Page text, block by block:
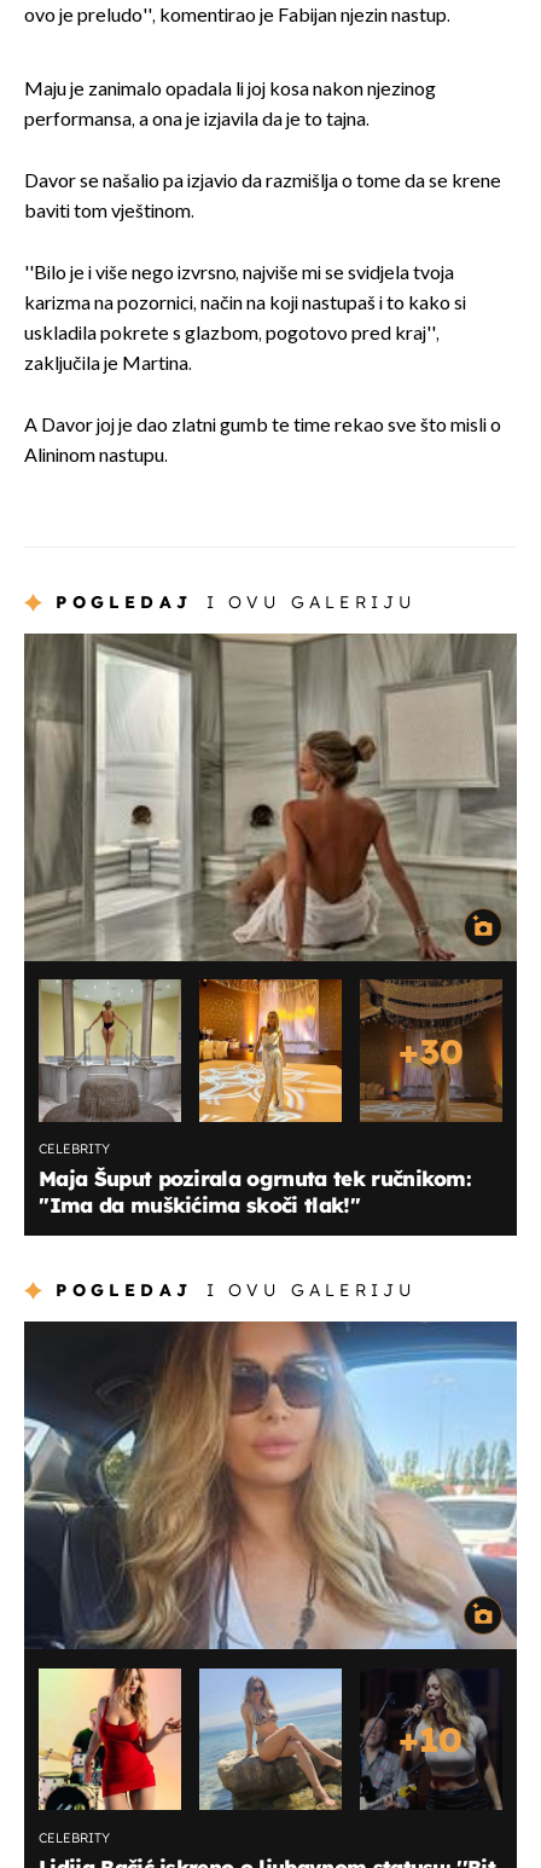
ovo je preludo'', komentirao je Fabijan njezin nastup.
Maju je zanimalo opadala li joj kosa nakon njezinog
performansa, a ona je izjavila da je to tajna.
Davor se našalio pa izjavio da razmišlja o tome da se krene
baviti tom vještinom.
''Bilo je i više nego izvrsno, najviše mi se svidjela tvoja
karizma na pozornici, način na koji nastupaš i to kako si
uskladila pokrete s glazbom, pogotovo pred kraj'',
zaključila je Martina.
A Davor joj je dao zlatni gumb te time rekao sve što misli o
Alininom nastupu.
POGLEDAJ I OVU GALERIJU
+30
CELEBRITY
Maja Šuput pozirala ogrnuta tek ručnikom:
''Ima da muškićima skoči tlak!''
POGLEDAJ I OVU GALERIJU
+10
CELEBRITY